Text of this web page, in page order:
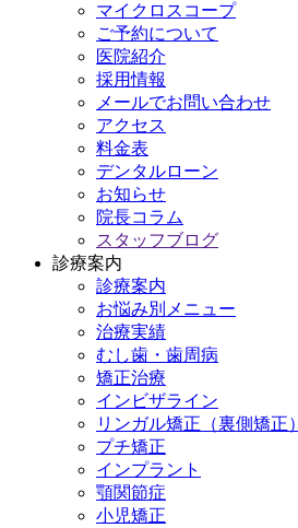
マイクロスコープ
ご予約について
医院紹介
採用情報
メールでお問い合わせ
アクセス
料金表
デンタルローン
お知らせ
院長コラム
スタッフブログ
診療案内
診療案内
お悩み別メニュー
治療実績
むし歯・歯周病
矯正治療
インビザライン
リンガル矯正（裏側矯正）
プチ矯正
インプラント
顎関節症
小児矯正